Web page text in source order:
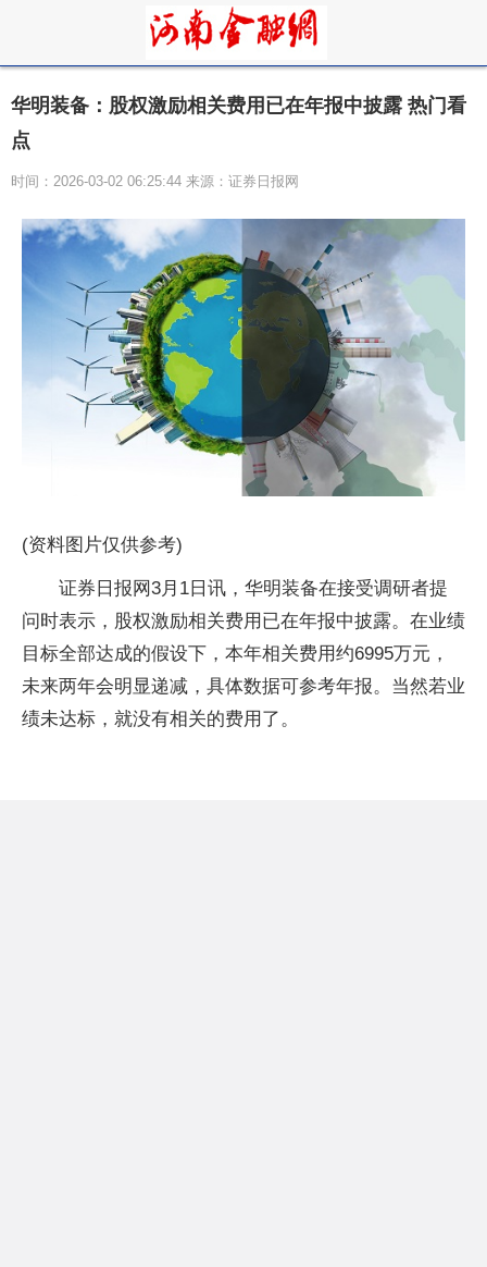
华明装备：股权激励相关费用已在年报中披露 热门看
点
时间：2026-03-02 06:25:44 来源：证券日报网
(资料图片仅供参考)
证券日报网3月1日讯，华明装备在接受调研者提
问时表示，股权激励相关费用已在年报中披露。在业绩
目标全部达成的假设下，本年相关费用约6995万元，
未来两年会明显递减，具体数据可参考年报。当然若业
绩未达标，就没有相关的费用了。